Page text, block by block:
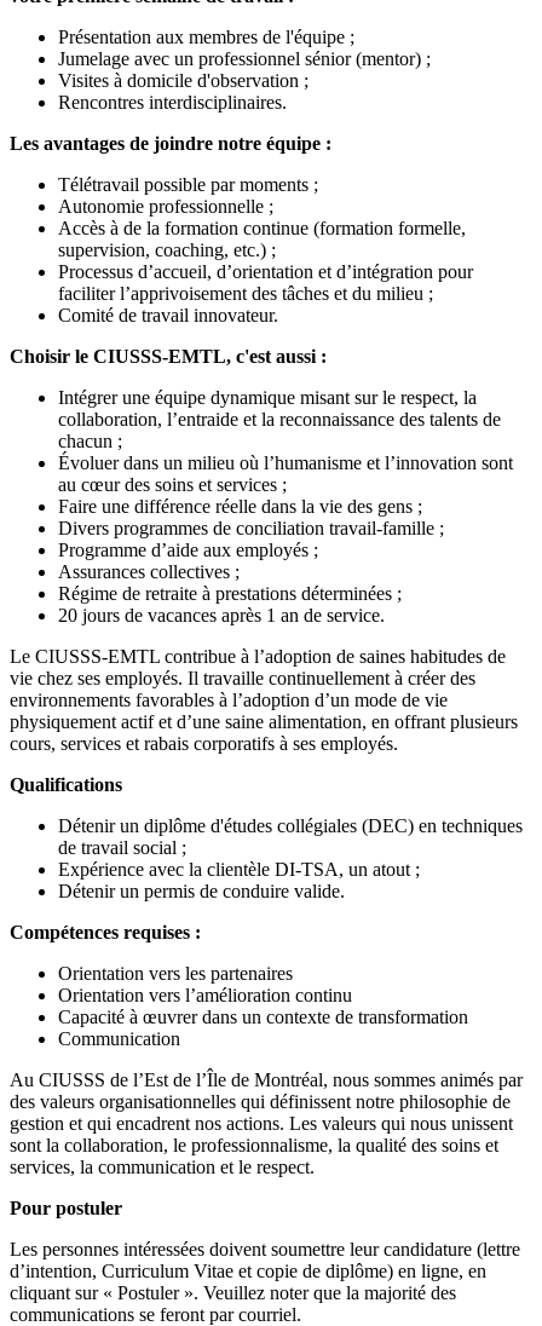
Présentation aux membres de l'équipe ;
Jumelage avec un professionnel sénior (mentor) ;
Visites à domicile d'observation ;
Rencontres interdisciplinaires.
Les avantages de joindre notre équipe :
Télétravail possible par moments ;
Autonomie professionnelle ;
Accès à de la formation continue (formation formelle,
supervision, coaching, etc.) ;
Processus d’accueil, d’orientation et d’intégration pour
faciliter l’apprivoisement des tâches et du milieu ;
Comité de travail innovateur.
Choisir le CIUSSS-EMTL, c'est aussi :
Intégrer une équipe dynamique misant sur le respect, la
collaboration, l’entraide et la reconnaissance des talents de
chacun ;
Évoluer dans un milieu où l’humanisme et l’innovation sont
au cœur des soins et services ;
Faire une différence réelle dans la vie des gens ;
Divers programmes de conciliation travail-famille ;
Programme d’aide aux employés ;
Assurances collectives ;
Régime de retraite à prestations déterminées ;
20 jours de vacances après 1 an de service.
Le CIUSSS-EMTL contribue à l’adoption de saines habitudes de
vie chez ses employés. Il travaille continuellement à créer des
environnements favorables à l’adoption d’un mode de vie
physiquement actif et d’une saine alimentation, en offrant plusieurs
cours, services et rabais corporatifs à ses employés.
Qualifications
Détenir un diplôme d'études collégiales (DEC) en techniques
de travail social ;
Expérience avec la clientèle DI-TSA, un atout ;
Détenir un permis de conduire valide.
Compétences requises :
Orientation vers les partenaires
Orientation vers l’amélioration continu
Capacité à œuvrer dans un contexte de transformation
Communication
Au CIUSSS de l’Est de l’Île de Montréal, nous sommes animés par
des valeurs organisationnelles qui définissent notre philosophie de
gestion et qui encadrent nos actions. Les valeurs qui nous unissent
sont la collaboration, le professionnalisme, la qualité des soins et
services, la communication et le respect.
Pour postuler
Les personnes intéressées doivent soumettre leur candidature (lettre
d’intention, Curriculum Vitae et copie de diplôme) en ligne, en
cliquant sur « Postuler ». Veuillez noter que la majorité des
communications se feront par courriel.